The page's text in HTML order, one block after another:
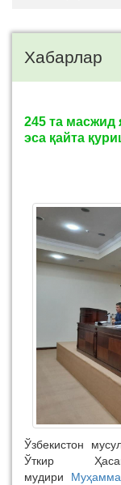
Хабарлар
245 та масжид
эса қайта
Ўзбекистон
Ўткир
мудири